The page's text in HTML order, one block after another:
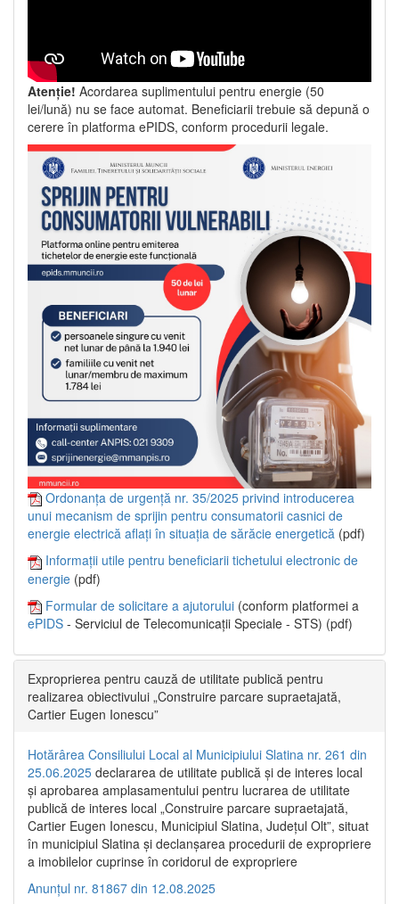
Atenție! Acordarea suplimentului pentru energie (50
lei/lună) nu se face automat. Beneficiarii trebuie să depună o
cerere în platforma ePIDS, conform procedurii legale.
Ordonanța de urgență nr. 35/2025 privind introducerea
unui mecanism de sprijin pentru consumatorii casnici de
energie electrică aflați în situația de sărăcie energetică (pdf)
Informații utile pentru beneficiarii tichetului electronic de
energie (pdf)
Formular de solicitare a ajutorului (conform platformei a
ePIDS - Serviciul de Telecomunicații Speciale - STS) (pdf)
Exproprierea pentru cauză de utilitate publică pentru
realizarea obiectivului „Construire parcare supraetajată,
Cartier Eugen Ionescu”
Hotărârea Consiliului Local al Municipiului Slatina nr. 261 din
25.06.2025 declararea de utilitate publică și de interes local
și aprobarea amplasamentului pentru lucrarea de utilitate
publică de interes local „Construire parcare supraetajată,
Cartier Eugen Ionescu, Municipiul Slatina, Județul Olt”, situat
în municipiul Slatina și declanșarea procedurii de expropriere
a imobilelor cuprinse în coridorul de expropriere
Anunțul nr. 81867 din 12.08.2025